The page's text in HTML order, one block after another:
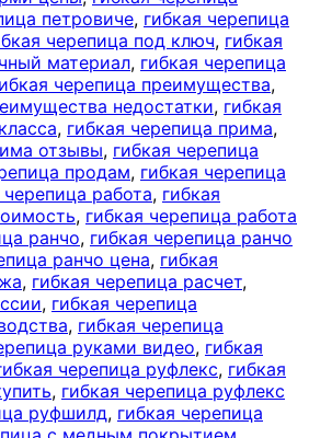
петровиче, гибкая черепица
черепица под ключ, гибкая
материал, гибкая черепица
черепица преимущества,
недостатки, гибкая
, гибкая черепица прима,
отзывы, гибкая черепица
продам, гибкая черепица
черепица работа, гибкая
, гибкая черепица работа
ранчо, гибкая черепица ранчо
ранчо цена, гибкая
, гибкая черепица расчет,
, гибкая черепица
, гибкая черепица
руками видео, гибкая
черепица руфлекс, гибкая
, гибкая черепица руфлекс
руфшилд, гибкая черепица